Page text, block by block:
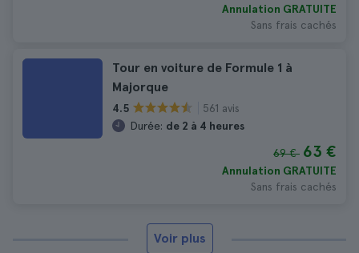
Annulation GRATUITE
Sans frais cachés
Tour en voiture de Formule 1 à
Majorque
4.5
561 avis
Durée: de 2 à 4 heures
69 € 63 €
Annulation GRATUITE
Sans frais cachés
Voir plus